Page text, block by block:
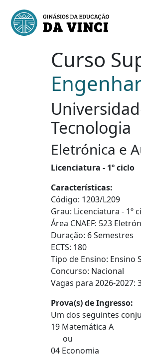
Curso
Tecnologia
Eletrónica e
Licenciatura - 1º ciclo
Características:
Código: 1203/L209
Grau: Licenciatura - 1º
Área CNAEF: 523
Duração: 6 Semestres
ECTS: 180
Tipo de Ensino:
Concurso: Nacional
Vagas para 2026-2027:
Prova(s) de Ingresso:
Um dos seguintes
19 Matemática A
ou
04 Economia